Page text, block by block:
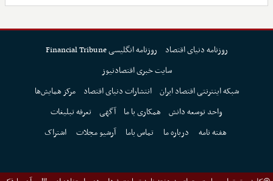
روزنامه دنیای اقتصاد
روزنامه انگلیسی Financial Tribune
سایت خبری اقتصادنیوز
شبکه اینترنتی اقتصاد ایران انتشارات دنیای اقتصاد
مرکز همایش‌ها
واحد توسعه دانش همکاری با ما آگهی تعرفه تبلیغات
هفته نامه
درباره ما تماس باما آرشیو مجلات اشتراک